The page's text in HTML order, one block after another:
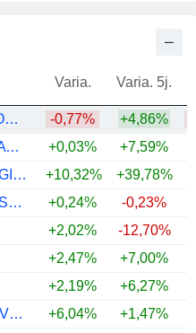
Varia. Varia. 5j.
TALKWEB INFORMATION SYSTEM CO.,LTD. -0,77% +4,86%
MICROSOFT CORPORATION
+0,03% +7,59%
PALANTIR TECHNOLOGIES INC.
+10,32% +39,78%
CADENCE DESIGN SYSTEMS, INC.
+0,24% -0,23%
+2,02% -12,70%
+2,47% +7,00%
+2,19% +6,27%
TAKE-TWO INTERACTIVE SOFTWARE, INC.
+6,04% +1,47%